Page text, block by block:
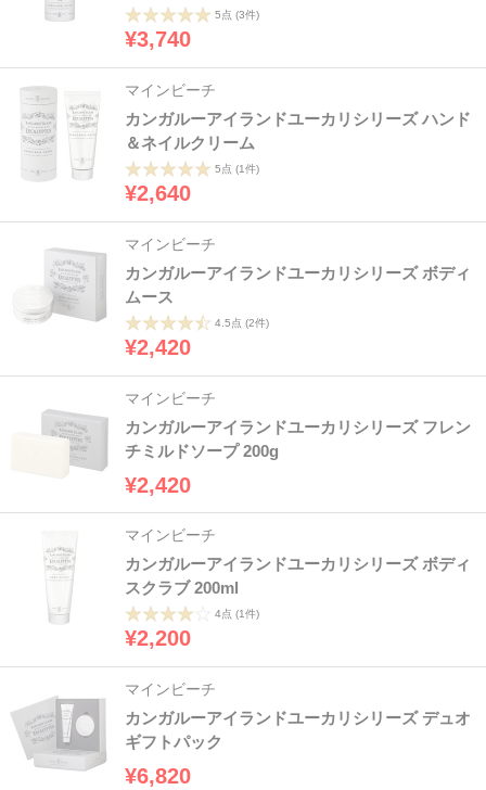
5点 (3件)
¥3,740
マインビーチ
カンガルーアイランドユーカリシリーズ ハンド
＆ネイルクリーム
5点 (1件)
¥2,640
マインビーチ
カンガルーアイランドユーカリシリーズ ボディ
ムース
4.5点 (2件)
¥2,420
マインビーチ
カンガルーアイランドユーカリシリーズ フレン
チミルドソープ 200g
¥2,420
マインビーチ
カンガルーアイランドユーカリシリーズ ボディ
スクラブ 200ml
4点 (1件)
¥2,200
マインビーチ
カンガルーアイランドユーカリシリーズ デュオ
ギフトパック
¥6,820